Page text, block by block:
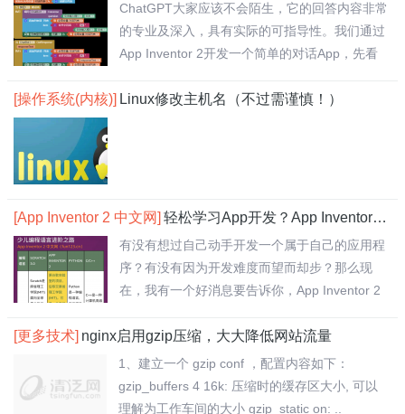
ChatGPT大家应该不会陌生，它的回答内容非常
的专业及深入，具有实际的可指导性。我们通过
App Inventor 2开发一个简单的对话App，先看
[操作系统(内核)] Linux修改主机名（不过需谨慎！）
[App Inventor 2 中文网] 轻松学习App开发？App Inventor 2 中文网搞定！
有没有想过自己动手开发一个属于自己的应用程
序？有没有因为开发难度而望而却步？那么现
在，我有一个好消息要告诉你，App Inventor 2
[更多技术] nginx启用gzip压缩，大大降低网站流量
1、建立一个 gzip conf ，配置内容如下：
gzip_buffers 4 16k: 压缩时的缓存区大小, 可以
理解为工作车间的大小 gzip_static on: ..